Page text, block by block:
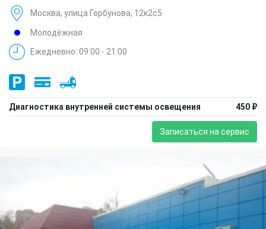
Москва, улица Горбунова, 12к2с5
Молодёжная
Ежедневно: 09:00 - 21:00
Диагностика внутренней системы освещения 450 ₽
Записаться на сервис